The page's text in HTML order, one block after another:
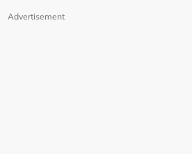
Advertisement